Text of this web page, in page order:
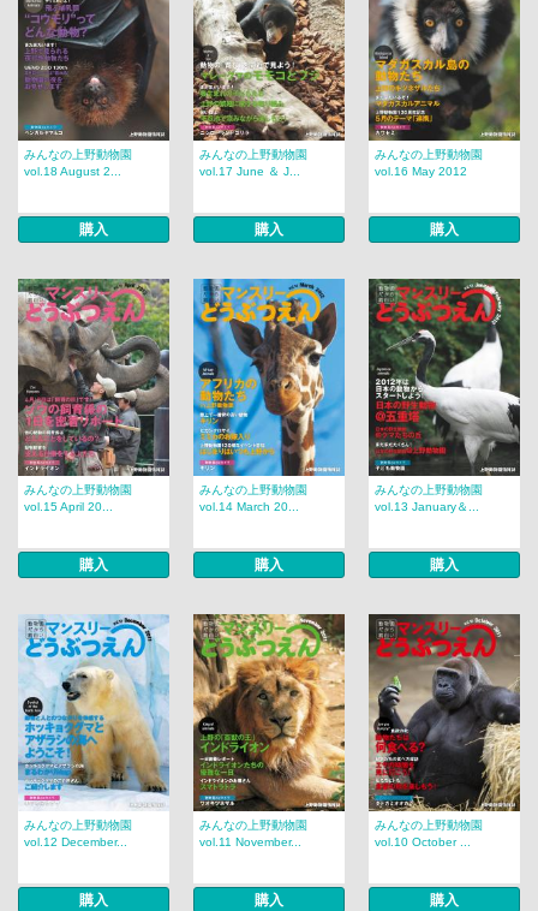
みんなの上野動物園
vol.18 August 2...
購入
みんなの上野動物園
vol.17 June ＆ J...
購入
みんなの上野動物園
vol.16 May 2012
購入
みんなの上野動物園
vol.15 April 20...
購入
みんなの上野動物園
vol.14 March 20...
購入
みんなの上野動物園
vol.13 January＆...
購入
みんなの上野動物園
vol.12 December...
購入
みんなの上野動物園
vol.11 November...
購入
みんなの上野動物園
vol.10 October ...
購入